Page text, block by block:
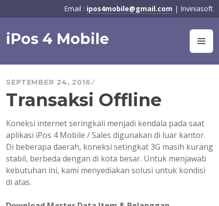
to
Email : ipos4mobile@gmail.com | Inviniasoft
iPos 4 Mobile
SEPTEMBER 24, 2016
Transaksi Offline
Koneksi internet seringkali menjadi kendala pada saat
aplikasi iPos 4 Mobile / Sales digunakan di luar kantor.
Di beberapa daerah, koneksi setingkat 3G masih kurang
stabil, berbeda dengan di kota besar. Untuk menjawab
kebutuhan ini, kami menyediakan solusi untuk kondisi
di atas.